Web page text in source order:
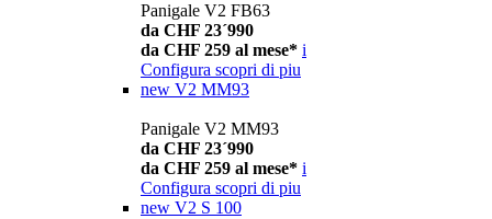
Panigale V2 FB63
da CHF 23´990
da CHF 259 al mese* i
Configura scopri di piu
new V2 MM93
Panigale V2 MM93
da CHF 23´990
da CHF 259 al mese* i
Configura scopri di piu
new V2 S 100